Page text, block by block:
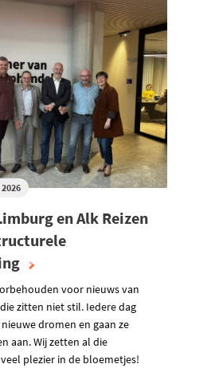
2026
en Alk Reizen
voor nieuws van
zitten niet stil. Iedere dag
dromen en gaan ze
aan. Wij zetten al die
plezier in de bloemetjes!